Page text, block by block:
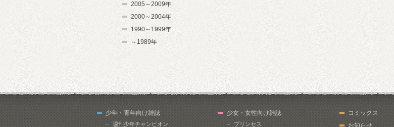
2005～2009年
2000～2004年
1990～1999年
～1989年
少年・青年向け雑誌
週刊少年チャンピオン
少女・女性向け雑誌
プリンセス
コミックス
お知らせ